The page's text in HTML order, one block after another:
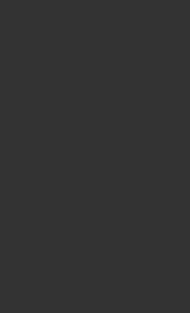
12.5.4.
hogy – a korábbi
már nem volt mód (vagy
három témakörbe rendezve,